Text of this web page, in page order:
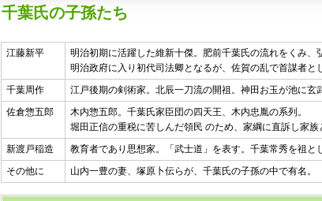
千葉氏の子孫たち
江藤新平
明治初期に活躍した維新十傑。肥前千葉氏の流れをくみ、
明治政府に入り初代司法卿となるが、佐賀の乱で首謀者と
千葉周作
江戸後期の剣術家。北辰一刀流の開祖。神田お玉が池に玄
佐倉惣五郎
木内惣五郎。千葉氏家臣団の四天王、木内忠胤の系列。
堀田正信の重税に苦しんだ領民 のため、家綱に直訴し家族
新渡戸稲造
教育者であり思想家。「武士道」を表す。千葉常秀を祖と
その他に
山内一豊の妻、塚原卜伝らが、千葉氏の子孫の中で有名。